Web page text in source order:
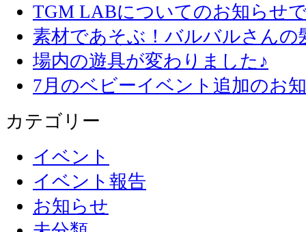
TGM LABについてのお知らせ
素材であそぶ！バルバルさん
場内の遊具が変わりました♪
7月のベビーイベント追加のお
カテゴリー
イベント
イベント報告
お知らせ